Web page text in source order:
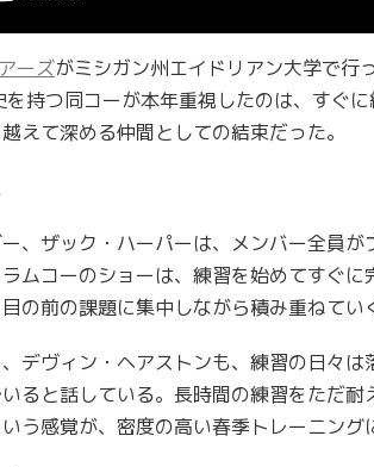
ーズがミシガン州エイドリアン大学で
持つ同コーが本年重視したのは、すぐ
えて深める仲間としての結束だった。
、ザック・ハーパーは、メンバー全員
ムコーのショーは、練習を始めてすぐに
の前の課題に集中しながら積み重ねてい
デヴィン・ヘアストンも、練習の日々
ると話している。長時間の練習をただ
う感覚が、密度の高い春季トレーニング